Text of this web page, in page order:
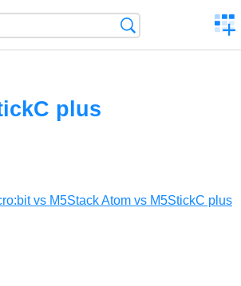
un
plus
vs M5Stack Atom vs M5StickC plus